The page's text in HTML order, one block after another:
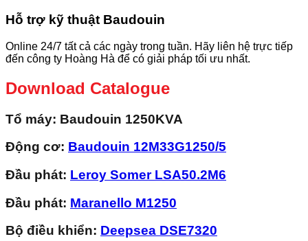
Hỗ trợ kỹ thuật Baudouin
Online 24/7 tất cả các ngày trong tuần. Hãy liên hệ trực tiếp
đến công ty Hoàng Hà để có giải pháp tối ưu nhất.
Download Catalogue
Tổ máy: Baudouin 1250KVA
Động cơ: Baudouin 12M33G1250/5
Đầu phát: Leroy Somer LSA50.2M6
Đầu phát: Maranello M1250
Bộ điều khiển: Deepsea DSE7320